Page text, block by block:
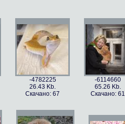
(15)
Самые смешные фото (16)
674.29 Kb.
Скачано: 79
(27)
Самые смешные фото (28)
1158.5 Kb.
Скачано: 76
(31)
Самые смешные фото (33)
1054 Kb.
Скачано: 85
-4782225
26.43 Kb.
Скачано: 67
-6114660
65.26 Kb.
Скачано: 61